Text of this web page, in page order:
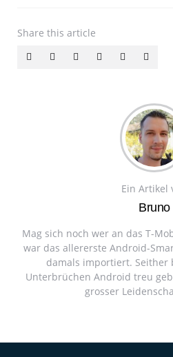
Share this article
Ein Artikel
Bruno
Mag sich noch wer an das T-
war das allererste Android-
damals importiert. Seither
Unterbrüchen Android treu
grosser